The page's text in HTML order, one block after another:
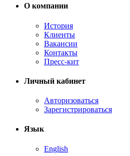
О компании
История
Клиенты
Вакансии
Контакты
Пресс-кит
Личный кабинет
Авторизоваться
Зарегистрироваться
Язык
English